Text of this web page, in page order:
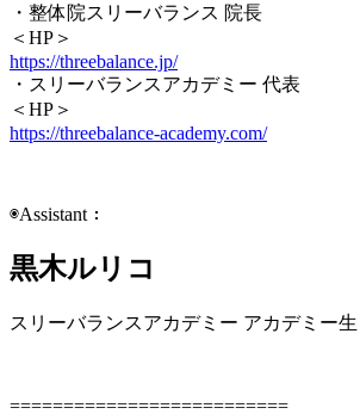
・整体院スリーバランス 院長
＜HP＞
https://threebalance.jp/
・スリーバランスアカデミー 代表
＜HP＞
https://threebalance-academy.com/
◉Assistant：
黒木ルリコ
スリーバランスアカデミー アカデミー生
==========================